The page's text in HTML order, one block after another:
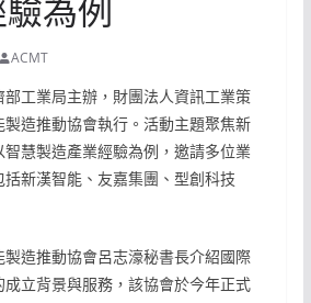
為例
ACMT
工業局主辦，財團法人資訊工業策
造推動協會執行。活動主題聚焦新
慧製造產業經驗為例，邀請多位業
新漢智能、友嘉集團、型創科技
造推動協會呂志濠秘書長介紹國際
立背景與服務，該協會於今年正式